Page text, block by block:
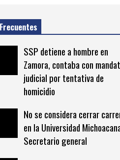
SSP detiene a hombre en
Zamora, contaba con
judicial por tentativa de
homicidio
No se considera cerrar
en la Universidad
Secretario general